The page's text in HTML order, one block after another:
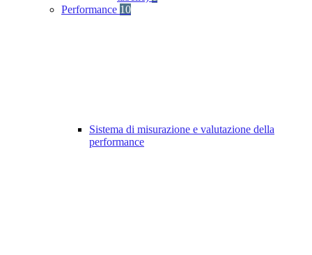
Performance 10
Sistema di misurazione e valutazione della
performance